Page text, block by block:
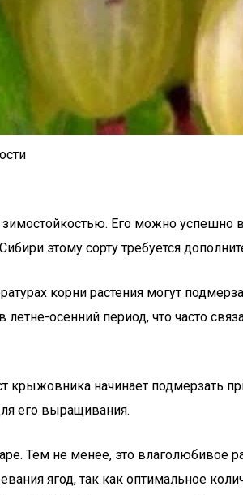
Его можно успешно
этому сорту требуется
корни растения могут
осенний период, что часто
крыжовника начинает подмерзать
его выращивания.
Тем не менее, это влаголюбивое
ягод, так как оптимальное